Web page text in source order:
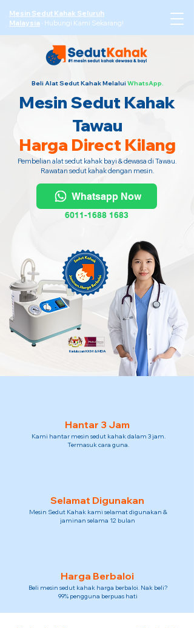
Mesin Sedut Kahak Seluruh
Malaysia · Hubungi Kami Sekarang!
Beli Alat Sedut Kahak Melalui WhatsApp.
Mesin Sedut Kahak
Tawau
Harga Direct Kilang
Pembelian alat sedut kahak bayi & dewasa di Tawau.
Rawatan sedut kahak dengan mesin.
Whatsapp Now
6011-1688 1683
Kelulusan KKM & MDA
Hantar 3 Jam
Kami hantar mesin sedut kahak dalam 3 jam.
Termasuk cara guna.
Selamat Digunakan
Mesin Sedut Kahak kami selamat digunakan &
jaminan selama 12 bulan
Harga Berbaloi
Beli mesin sedut kahak harga berbaloi. Nak beli?
99% pengguna berpuas hati